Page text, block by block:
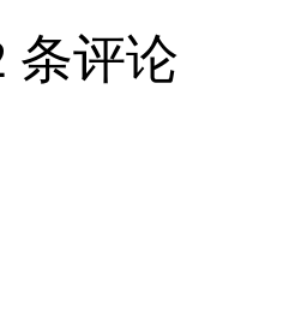
条评论